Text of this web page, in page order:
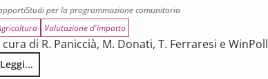
Studi per la programmazione comunitaria
Valutazione d'impatto
cura di R. Paniccià, M. Donati, T. Ferraresi e
Leggi...
Gli effetti su crescita e divari territoriali della spesa